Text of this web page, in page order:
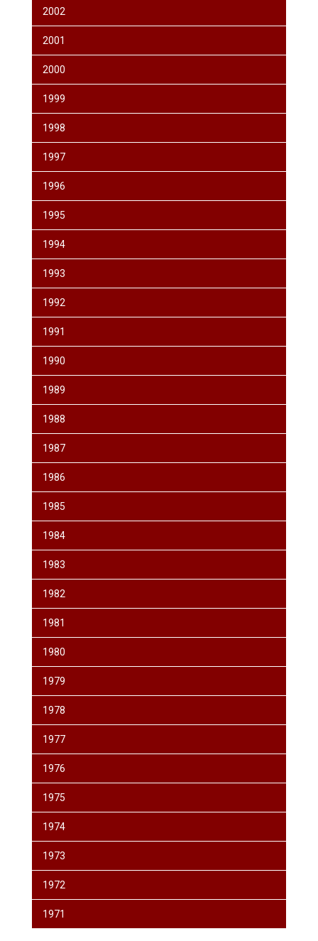
2002
2001
2000
1999
1998
1997
1996
1995
1994
1993
1992
1991
1990
1989
1988
1987
1986
1985
1984
1983
1982
1981
1980
1979
1978
1977
1976
1975
1974
1973
1972
1971